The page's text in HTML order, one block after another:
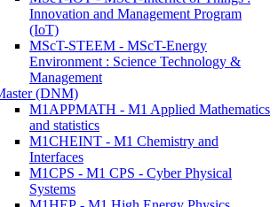
Innovation and Management Program
(IoT)
MScT-STEEM - MScT-Energy
Environment : Science Technology &
Management
(DNM)
M1APPMATH - M1 Applied Mathematics
and statistics
M1CHEINT - M1 Chemistry and
Interfaces
M1CPS - M1 CPS - Cyber Physical
Systems